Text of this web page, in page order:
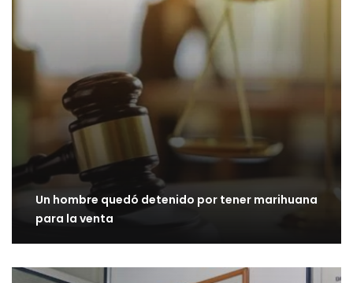
Un hombre quedó detenido por tener marihuana
para la venta